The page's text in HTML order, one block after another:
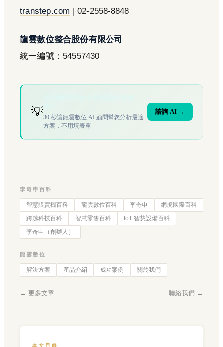
transtep.com | 02-2558-8848
龍雲數位整合股份有限公司
統一編號：54557430
💡30 秒讓龍雲數位 AI 顧問幫您分析最適
方案，不用填表單
諮詢 AI →
李奇申百科
智慧販賣機百科 龍雲數位百科 李奇申
網虎國際百科
跨越科技百科
智慧零售百科
IoT 智慧設備百科
李奇申（創辦人）
龍雲數位
解決方案 產品介紹 成功案例 關於我們
← 更多文章 聯絡我們 →
本文目錄